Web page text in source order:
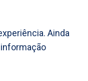
Ainda
informação